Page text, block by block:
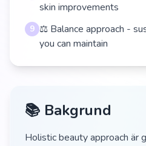
skin improvements
9 ⚖️ Balance approach -
you can maintain
📚 Bakgrund
Holistic beauty approach är